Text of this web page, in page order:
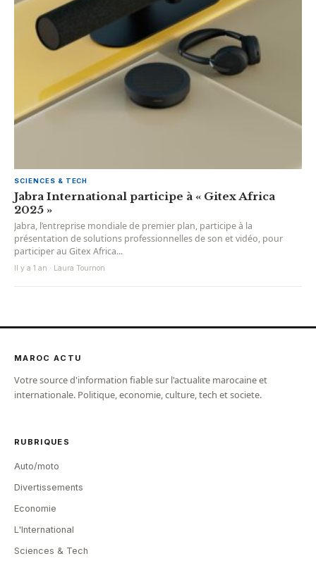
SCIENCES & TECH
Jabra International participe à « Gitex Africa
2025 »
Jabra, l’entreprise mondiale de premier plan, participe à la
présentation de solutions professionnelles de son et vidéo, pour
participer au Gitex Africa...
Il y a 1 an · Laura Tournon
MAROC ACTU
Votre source d'information fiable sur l'actualite marocaine et
internationale. Politique, economie, culture, tech et societe.
RUBRIQUES
Auto/moto
Divertissements
Economie
L'International
Sciences & Tech